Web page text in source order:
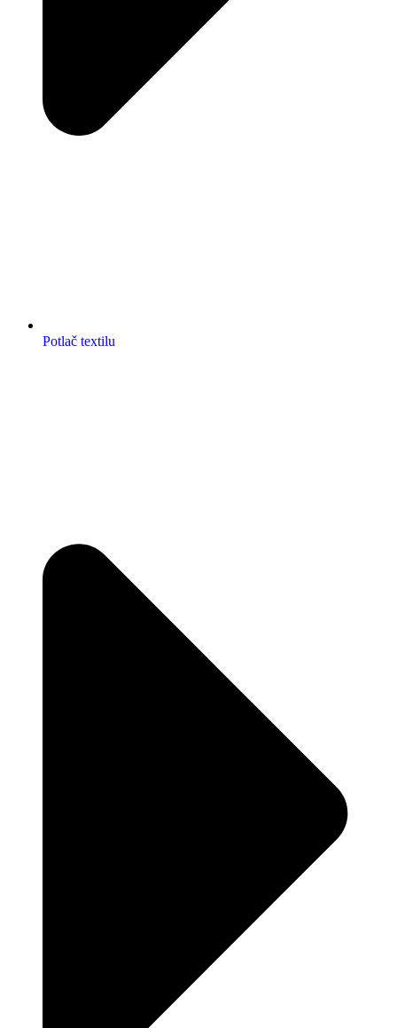
Potlač textilu